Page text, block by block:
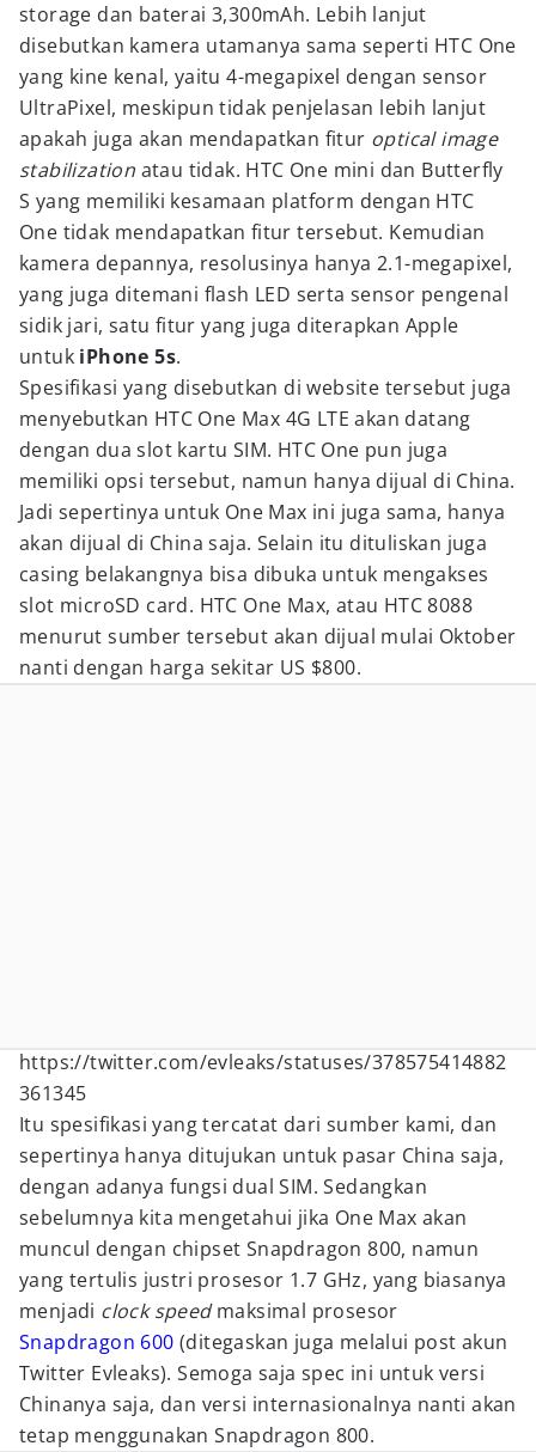
storage dan baterai 3,300mAh. Lebih lanjut
disebutkan kamera utamanya sama seperti HTC One
yang kine kenal, yaitu 4-megapixel dengan sensor
UltraPixel, meskipun tidak penjelasan lebih lanjut
apakah juga akan mendapatkan fitur optical image
stabilization atau tidak. HTC One mini dan Butterfly
S yang memiliki kesamaan platform dengan HTC
One tidak mendapatkan fitur tersebut. Kemudian
kamera depannya, resolusinya hanya 2.1-megapixel,
yang juga ditemani flash LED serta sensor pengenal
sidik jari, satu fitur yang juga diterapkan Apple
untuk iPhone 5s.
Spesifikasi yang disebutkan di website tersebut juga
menyebutkan HTC One Max 4G LTE akan datang
dengan dua slot kartu SIM. HTC One pun juga
memiliki opsi tersebut, namun hanya dijual di China.
Jadi sepertinya untuk One Max ini juga sama, hanya
akan dijual di China saja. Selain itu dituliskan juga
casing belakangnya bisa dibuka untuk mengakses
slot microSD card. HTC One Max, atau HTC 8088
menurut sumber tersebut akan dijual mulai Oktober
nanti dengan harga sekitar US $800.
https://twitter.com/evleaks/statuses/378575414882
361345
Itu spesifikasi yang tercatat dari sumber kami, dan
sepertinya hanya ditujukan untuk pasar China saja,
dengan adanya fungsi dual SIM. Sedangkan
sebelumnya kita mengetahui jika One Max akan
muncul dengan chipset Snapdragon 800, namun
yang tertulis justri prosesor 1.7 GHz, yang biasanya
menjadi clock speedmaksimal prosesor
Snapdragon 600 (ditegaskan juga melalui post akun
Twitter Evleaks). Semoga saja spec ini untuk versi
Chinanya saja, dan versi internasionalnya nanti akan
tetap menggunakan Snapdragon 800.